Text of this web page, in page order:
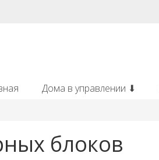
Дома в управлении ⬇
блоков